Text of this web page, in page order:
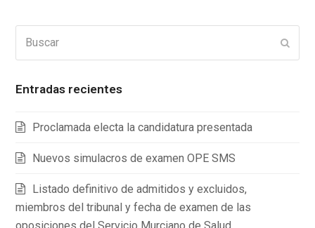
Entradas recientes
Proclamada electa la candidatura presentada
Nuevos simulacros de examen OPE SMS
Listado definitivo de admitidos y excluidos,
miembros del tribunal y fecha de examen de las